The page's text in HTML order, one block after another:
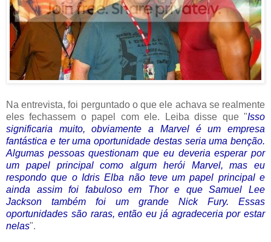
Na entrevista, foi perguntado o que ele achava se realmente
eles fechassem o papel com ele. Leiba disse que "Isso
significaria muito, obviamente a Marvel é um empresa
fantástica e ter uma oportunidade destas seria uma benção.
Algumas pessoas questionam que eu deveria esperar por
um papel principal como algum herói Marvel, mas eu
respondo que o Idris Elba não teve um papel principal e
ainda assim foi fabuloso em Thor e que Samuel Lee
Jackson também foi um grande Nick Fury. Essas
oportunidades são raras, então eu já agradeceria por estar
nelas".